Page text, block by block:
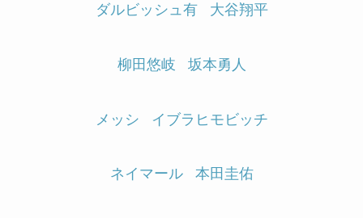
ダルビッシュ有 大谷翔平
柳田悠岐 坂本勇人
メッシ イブラヒモビッチ
ネイマール 本田圭佑